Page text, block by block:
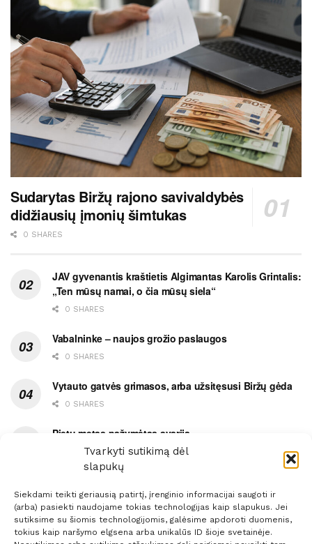
Tvarkyti sutikimą dėl
slapukų
Siekdami teikti geriausią patirtį, įrenginio informacijai saugoti ir
(arba) pasiekti naudojame tokias technologijas kaip slapukus. Jei
sutiksime su šiomis technologijomis, galėsime apdoroti duomenis,
tokius kaip naršymo elgsena arba unikalūs ID šioje svetainėje.
Sudarytas Biržų rajono savivaldybės
didžiausių įmonių šimtukas
0 SHARES
JAV gyvenantis kraštietis Algimantas Karolis Grintalis:
„Ten mūsų namai, o čia mūsų siela“
0 SHARES
Vabalninke – naujos grožio paslaugos
0 SHARES
Vytauto gatvės grimasos, arba užsitęsusi Biržų gėda
0 SHARES
Pietų metas pažymėtas avarija
0 SHARES
Prenumerata Reklama Taisyklės Kontaktai